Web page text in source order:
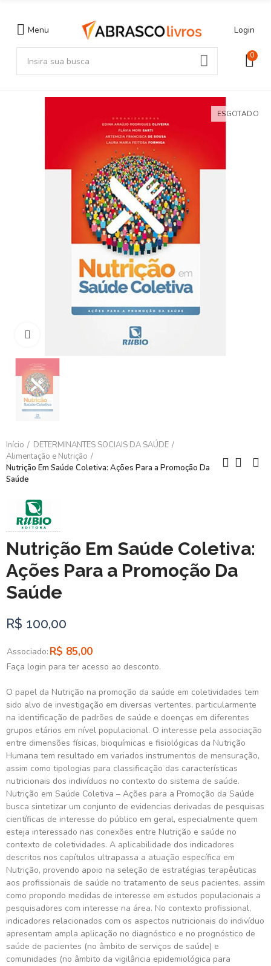
Menu Login
0
ESGOTADO
Início
DETERMINANTES SOCIAIS DA SAÚDE
Alimentação e Nutrição
Nutrição Em Saúde Coletiva: Ações Para a Promoção Da
Saúde
Nutrição Em Saúde Coletiva:
Ações Para a Promoção Da
Saúde
R$ 100,00
Associado: R$ 85,00
Faça login para ter acesso ao desconto.
O papel da Nutrição na promoção da saúde em coletividades tem
sido alvo de investigação em diversas vertentes, particularmente
na identificação de padrões de saúde e doenças em diferentes
grupos etários em nível populacional. O interesse pela associação
entre dimensões físicas, bioquímicas e fisiológicas da Nutrição
Humana tem resultado em variados instrumentos de mensuração,
assim como tipologias para classificação das características
nutricionais dos indivíduos no contexto do sistema de saúde.
Nutrição em Saúde Coletiva – Ações para a Promoção da Saúde
busca sintetizar um conjunto de evidencias derivadas de pesquisas
científicas de interesse do público em geral, especialmente quem
esteja interessado nas conexões entre Nutrição e saúde no
contexto de coletividades. A aplicabilidade dos indicadores
descritos nos capítulos ultrapassa a atuação específica em
Nutrição, provendo apoio na seleção de estratégias terapêuticas
aos profissionais de saúde no tratamento de seus pacientes, assim
como propondo medidas de interesse em estudos populacionais a
pesquisadores com interesse na área. No contexto profissional,
indicadores relacionados com os aspectos nutricionais do indivíduo
apresentam ampla aplicação no diagnóstico e no prognóstico de
saúde de pacientes (no âmbito de serviços de saúde) e
comunidades (no âmbito da vigilância epidemiológica para